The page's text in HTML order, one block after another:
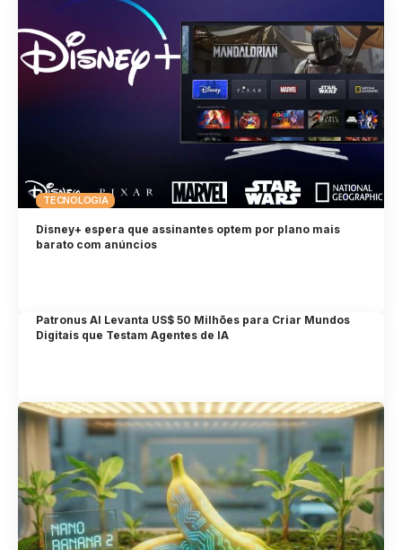
TECNOLOGIA
Disney+ espera que assinantes optem por plano mais
barato com anúncios
Patronus AI Levanta US$ 50 Milhões para Criar Mundos
Digitais que Testam Agentes de IA